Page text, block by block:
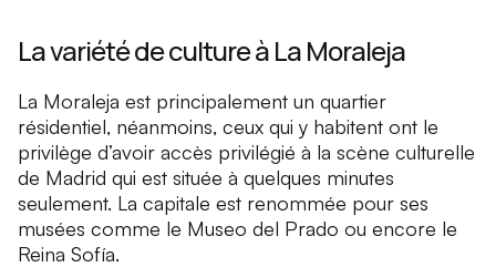
La variété de culture à La Moraleja
La Moraleja est principalement un quartier
résidentiel, néanmoins, ceux qui y habitent ont le
privilège d’avoir accès privilégié à la scène culturelle
de Madrid qui est située à quelques minutes
seulement. La capitale est renommée pour ses
musées comme le Museo del Prado ou encore le
Reina Sofía.